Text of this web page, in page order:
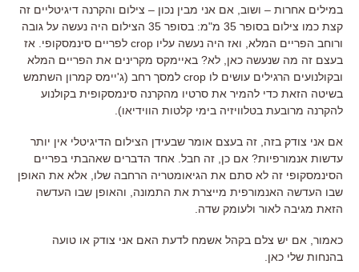
במילים אחרות – ושוב, אם אני מבין נכון – צילום והקרנה דיגיטליים זה
קצת כמו צילום בסופר 35 מ"מ: בסופר 35 הצילום היה נעשה על גובה
ורוחב הפריים המלא, ואז היה נעשה עליו crop לפריים סינמסקופי. אז
בעצם זה מה שנעשה כאן, לא? באיימקס מקרינים את הפריים המלא
ובקולנועים הרגילים עושים לו crop למסך רחב (ג'יימס קמרון השתמש
בשיטה הזאת כדי להמיר את סרטיו מהקרנה סינמסקופית בקולנוע
להקרנה מרובעת בטלוויזיה בימי קלטות הווידיאו).
אם אני צודק בזה, זה בעצם אומר שבעידן הצילום הדיגיטלי אין יותר
עדשות אנמורפיות? אם כן, זה חבל. אחד הדברים שאהבתי בפריים
הסינמסקופי זה לא סתם את הגיאומטריה הרחבה שלו, אלא את האופן
שבו העדשה האנמורפית מייצרת את התמונה, והאופן שבו העדשה
הזאת מגיבה לאור ולעומק שדה.
כאמור, אם יש צלם בקהל אשמח לדעת האם אני צודק או טועה
בהנחות שלי כאן.